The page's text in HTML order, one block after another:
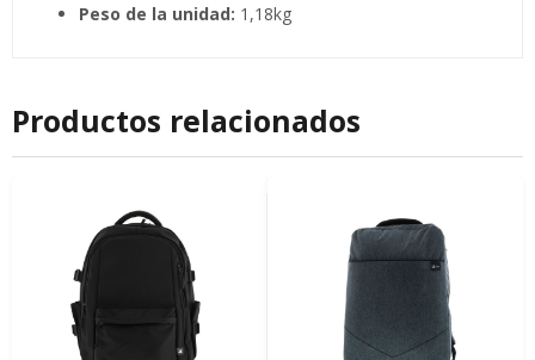
Peso de la unidad: 1,18kg
Productos relacionados